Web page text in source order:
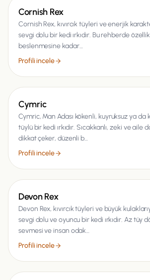
Cornish Rex
Cornish Rex, kıvırcık tüyleri ve enerjik
sevgi dolu bir kedi ırkıdır. Bu rehberde
beslenmesine kadar…
Profili incele
Cymric
Cymric, Man Adası kökenli, kuyruksuz ya da
tüylü bir kedi ırkıdır. Sıcakkanlı, zeki ve aile
dikkat çeker, düzenli b…
Profili incele
Devon Rex
Devon Rex, kıvırcık tüyleri ve büyük
sevgi dolu ve oyuncu bir kedi ırkıdır. Az tüy
sevmesi ve insan odak…
Profili incele